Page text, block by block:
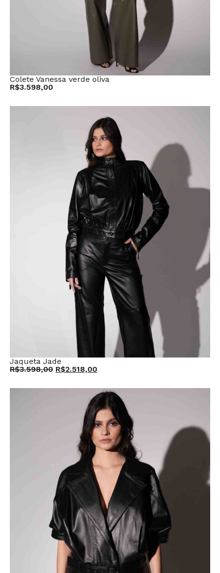
Colete Vanessa verde oliva
R$3.598,00
Jaqueta Jade
R$3.598,00 R$2.518,00